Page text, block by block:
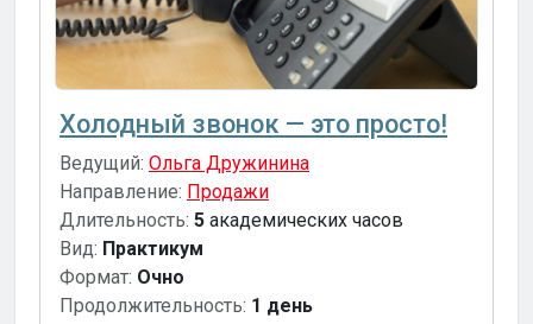
Холодный звонок — это просто!
Ведущий: Ольга Дружинина
Направление: Продажи
Длительность: 5 академических часов
Вид: Практикум
Формат: Очно
Продолжительность: 1 день